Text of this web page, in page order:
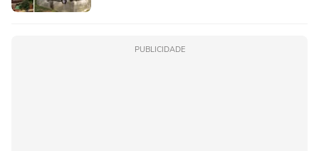
PUBLICIDADE